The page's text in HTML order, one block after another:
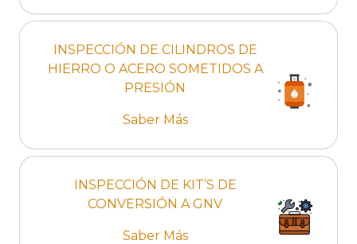
INSPECCIÓN DE CILINDROS DE
HIERRO O ACERO SOMETIDOS A
PRESIÓN
Saber Más
INSPECCIÓN DE KIT’S DE
CONVERSIÓN A GNV
Saber Más